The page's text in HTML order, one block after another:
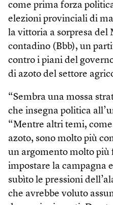
come prima forza
elezioni provinciali di
la vittoria a sorpresa
contadino (Bbb), un
contro i piani del
di azoto del settore
“Sembra una mossa
che insegna politica
“Mentre altri temi,
azoto, sono molto più
un argomento molto più
impostare la campagna
subìto le pressioni
che avrebbe voluto